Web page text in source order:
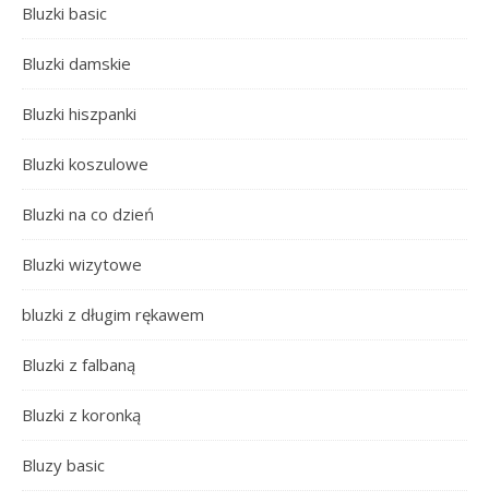
Bluzki basic
Bluzki damskie
Bluzki hiszpanki
Bluzki koszulowe
Bluzki na co dzień
Bluzki wizytowe
bluzki z długim rękawem
Bluzki z falbaną
Bluzki z koronką
Bluzy basic